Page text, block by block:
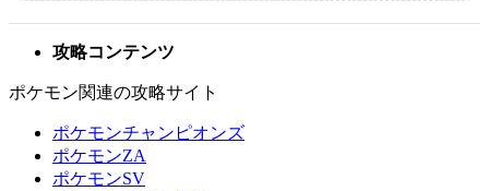
攻略コンテンツ
ポケモン関連の攻略サイト
ポケモンチャンピオンズ
ポケモンZA
ポケモンSV